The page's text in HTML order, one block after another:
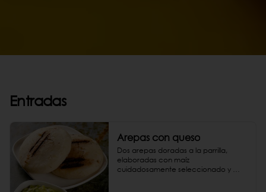
Entradas
Arepas con queso
Dos arepas doradas a la parrilla,
elaboradas con maíz
cuidadosamente seleccionado y